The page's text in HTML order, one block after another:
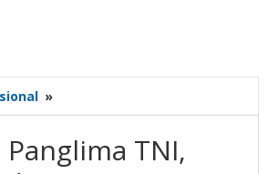
»
Panglima
KAPOLRI
TNI,